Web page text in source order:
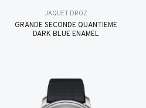
JAQUET DROZ
GRANDE SECONDE QUANTIÈME
DARK BLUE ENAMEL